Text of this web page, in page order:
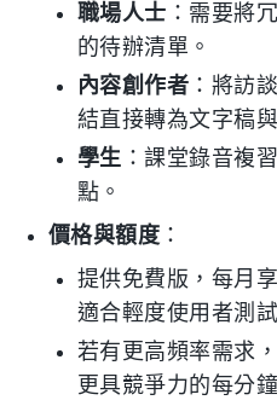
職場人士 ：需要將
的待辦清單。
內容創作者 ：將訪
結直接轉為文字稿
學生 ：課堂錄音複
點。
價格與額度 ：
提供免費版，每月
適合輕度使用者測試
若有更高頻率需求
更具競爭力的每分